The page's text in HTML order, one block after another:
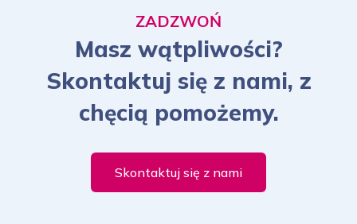
ZADZWOŃ
Masz wątpliwości?
Skontaktuj się z nami, z
chęcią pomożemy.
Skontaktuj się z nami